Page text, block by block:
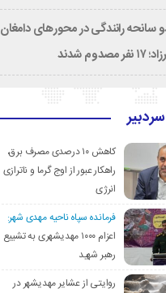
سانحه رانندگی در محورهای دامغان
شدند
کاهش ۱۰ درصدی مصرف برق،
راهکار عبور از اوج گرما و ناترازی
انرژی
فرمانده سپاه ناحیه مهدی شهر:
اعزام ۱۰۰۰ مهدیشهری به تشییع
رهبر شهید
روایتی از عشایر مهدیشهر در